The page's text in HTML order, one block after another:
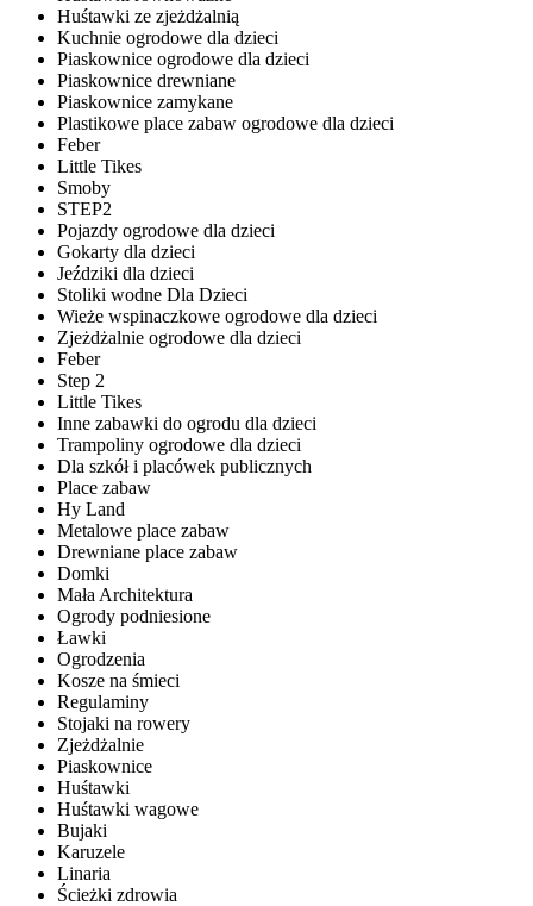
Huśtawki ze zjeżdżalnią
Kuchnie ogrodowe dla dzieci
Piaskownice ogrodowe dla dzieci
Piaskownice drewniane
Piaskownice zamykane
Plastikowe place zabaw ogrodowe dla dzieci
Feber
Little Tikes
Smoby
STEP2
Pojazdy ogrodowe dla dzieci
Gokarty dla dzieci
Jeździki dla dzieci
Stoliki wodne Dla Dzieci
Wieże wspinaczkowe ogrodowe dla dzieci
Zjeżdżalnie ogrodowe dla dzieci
Feber
Step 2
Little Tikes
Inne zabawki do ogrodu dla dzieci
Trampoliny ogrodowe dla dzieci
Dla szkół i placówek publicznych
Place zabaw
Hy Land
Metalowe place zabaw
Drewniane place zabaw
Domki
Mała Architektura
Ogrody podniesione
Ławki
Ogrodzenia
Kosze na śmieci
Regulaminy
Stojaki na rowery
Zjeżdżalnie
Piaskownice
Huśtawki
Huśtawki wagowe
Bujaki
Karuzele
Linaria
Ścieżki zdrowia